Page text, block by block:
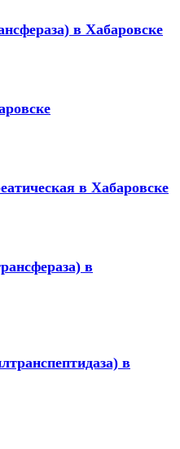
в Хабаровске
в Хабаровске
в
в